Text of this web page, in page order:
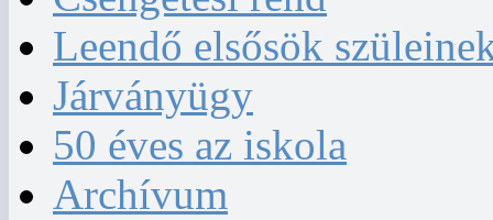
Leendő elsősök
Járványügy
50 éves az iskola
Archívum